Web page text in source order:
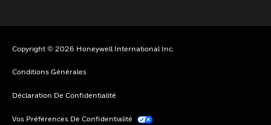
Copyright © 2026 Honeywell International Inc.
Conditions Générales
Déclaration De Confidentialité
Vos Préférences De Confidentialité